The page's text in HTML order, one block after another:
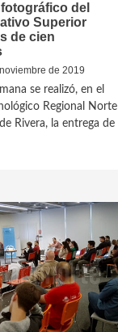
del
Superior
de cien
de 2019
se realizó, en el
Regional Norte
Rivera, la entrega de